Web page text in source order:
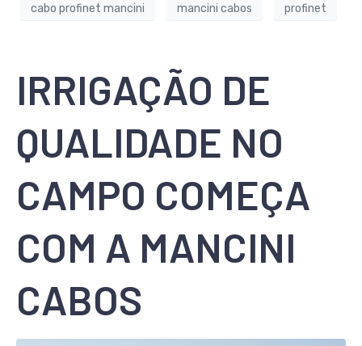
cabo profinet mancini mancini cabos profinet
IRRIGAÇÃO DE
QUALIDADE NO
CAMPO COMEÇA
COM A MANCINI
CABOS